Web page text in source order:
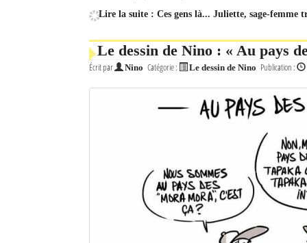
Lire la suite : Ces gens là... Juliette, sage-femme
Le dessin de Nino : « Au pays
Écrit par Nino Catégorie : Le dessin de Nino Publication :